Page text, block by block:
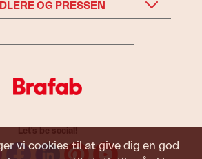
vi cookies til at give dig en god
OG PRESSEN
Let's be social!